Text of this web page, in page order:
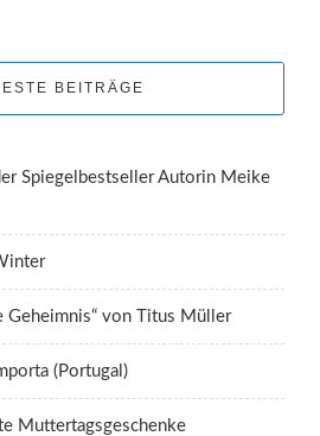
BEITRÄGE
Spiegelbestseller Autorin Meike
Geheimnis“ von Titus Müller
(Portugal)
Muttertagsgeschenke